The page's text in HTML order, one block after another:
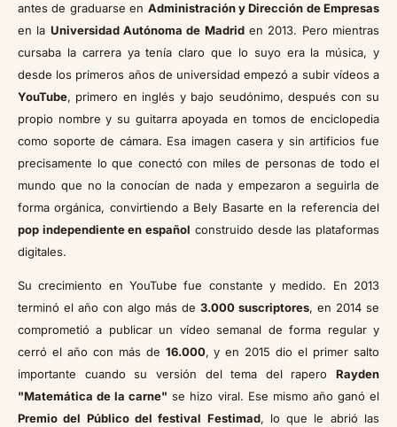
antes de graduarse en Administración y Dirección de Empresas
en la Universidad Autónoma de Madriden 2013. Pero mientras
cursaba la carrera ya tenía claro que lo suyo era la música, y
desde los primeros años de universidad empezó a subir vídeos a
YouTube, primero en inglés y bajo seudónimo, después con su
propio nombre y su guitarra apoyada en tomos de enciclopedia
como soporte de cámara. Esa imagen casera y sin artificios fue
precisamente lo que conectó con miles de personas de todo el
mundo que no la conocían de nada y empezaron a seguirla de
forma orgánica, convirtiendo a Bely Basarte en la referencia del
pop independiente en español construido desde las plataformas
digitales.
Su crecimiento en YouTube fue constante y medido. En 2013
terminó el año con algo más de 3.000 suscriptores, en 2014 se
comprometió a publicar un vídeo semanal de forma regular y
cerró el año con más de 16.000, y en 2015 dio el primer salto
importante cuando su versión del tema del rapero Rayden
"Matemática de la carne" se hizo viral. Ese mismo año ganó el
Premio del Público del festival Festimad, lo que le abrió las